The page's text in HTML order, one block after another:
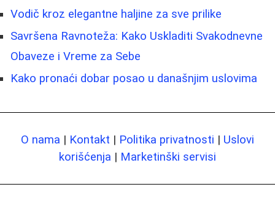
Vodič kroz elegantne haljine za sve prilike
Savršena Ravnoteža: Kako Uskladiti Svakodnevne
Obaveze i Vreme za Sebe
Kako pronaći dobar posao u današnjim uslovima
O nama | Kontakt | Politika privatnosti | Uslovi
korišćenja | Marketinški servisi